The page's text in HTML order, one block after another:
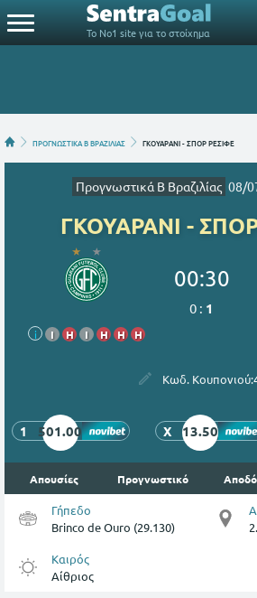
Το Νο1 site για το στοίχημα
ΠΡΟΓΝΩΣΤΙΚΑ Β ΒΡΑΖΙΛΙΑΣ ΓΚΟΥΑΡΑΝΙ - ΣΠΟΡ ΡΕΣΙΦΕ
Προγνωστικά Β Βραζιλίας 08/
ΓΚΟΥΑΡΑΝΙ -
i Ι Η Ι Η Η Η
00:30
0 : 1
Κωδ. Κουπονιού:
1 501.00 X 13.50
Απουσίες Προγνωστικό
Γήπεδο
Brinco de Ouro (29.130)
Καιρός
Αίθριος